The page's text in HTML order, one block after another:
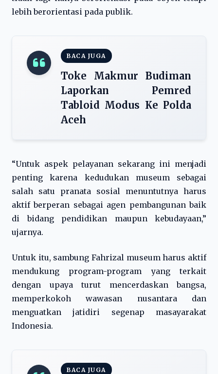
lebih berorientasi pada publik.
BACA JUGA
Toke Makmur Budiman
Laporkan Pemred
Tabloid Modus Ke Polda
Aceh
“Untuk aspek pelayanan sekarang ini menjadi
penting karena kedudukan museum sebagai
salah satu pranata sosial menuntutnya harus
aktif berperan sebagai agen pembangunan baik
di bidang pendidikan maupun kebudayaan,”
ujarnya.
Untuk itu, sambung Fahrizal museum harus aktif
mendukung program-program yang terkait
dengan upaya turut mencerdaskan bangsa,
memperkokoh wawasan nusantara dan
menguatkan jatidiri segenap masayarakat
Indonesia.
BACA JUGA